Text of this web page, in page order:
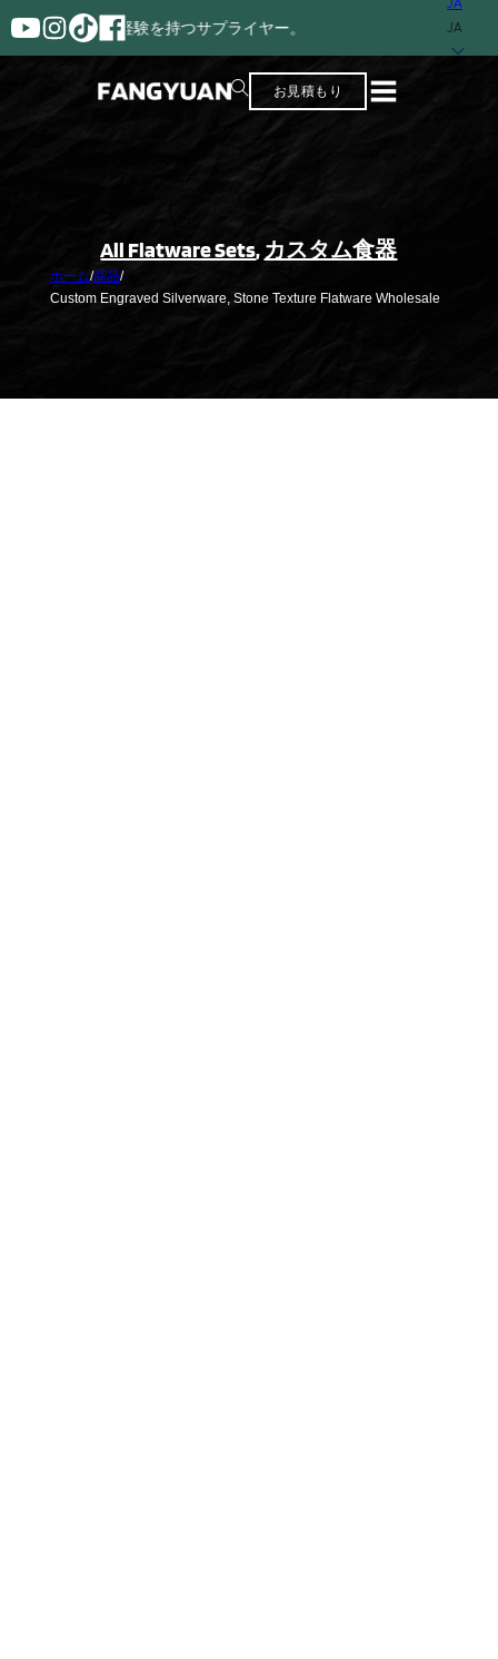
ステンレス・ス
JA
お見積もり
All Flatware Sets, カスタム食器
ホーム/商品/
Custom Engraved Silverware, Stone Texture Flatware Wholesale